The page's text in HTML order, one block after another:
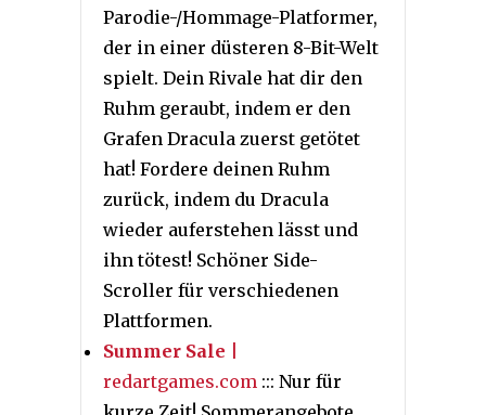
Parodie-/Hommage-Platformer,
der in einer düsteren 8-Bit-Welt
spielt. Dein Rivale hat dir den
Ruhm geraubt, indem er den
Grafen Dracula zuerst getötet
hat! Fordere deinen Ruhm
zurück, indem du Dracula
wieder auferstehen lässt und
ihn tötest! Schöner Side-
Scroller für verschiedenen
Plattformen.
Summer Sale
redartgames.com ::: Nur für